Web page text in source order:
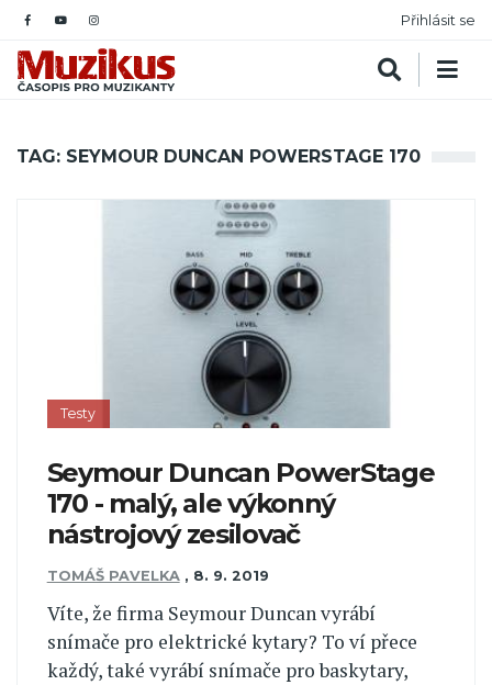
Přihlásit se
TAG: SEYMOUR DUNCAN POWERSTAGE 170
Testy
Seymour Duncan PowerStage
170 - malý, ale výkonný
nástrojový zesilovač
TOMÁŠ PAVELKA , 8. 9. 2019
Víte, že firma Seymour Duncan vyrábí
snímače pro elektrické kytary? To ví přece
každý, také vyrábí snímače pro baskytary,